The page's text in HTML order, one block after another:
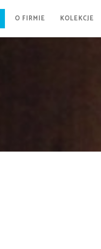
O FIRMIE KOLEKCJE